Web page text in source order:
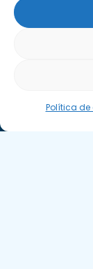
Política de